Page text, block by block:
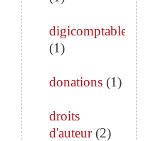
digicomptable
(1)
donations (1)
droits
d'auteur(2)